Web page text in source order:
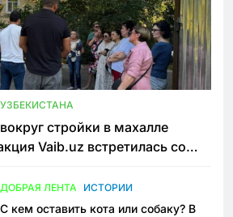
стройки в махалле
Vaib.uz встретилась со
ДОБРАЯ ЛЕНТА ИСТОРИИ
С кем оставить кота или собаку? В